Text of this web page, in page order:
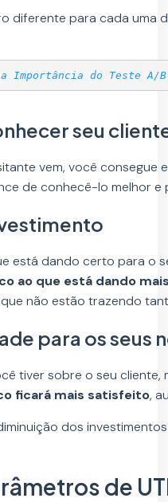
diferente para cada uma
a Importância do Teste A/
seu
vem, você
de conhecê-lo melhor
está dando certo para o
ao que está dando
que não estão trazendo
para os seus
tiver sobre o seu
ficará mais satisfeito,
dos
de